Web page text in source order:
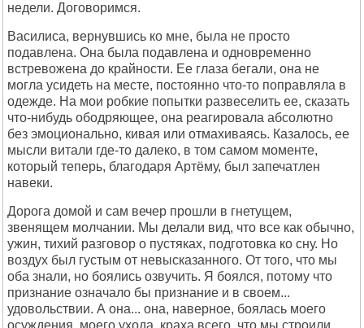
недели. Договоримся.
Василиса, вернувшись ко мне, была не просто
подавлена. Она была подавлена и одновременно
встревожена до крайности. Ее глаза бегали, она не
могла усидеть на месте, постоянно что-то поправляла в
одежде. На мои робкие попытки развеселить ее, сказать
что-нибудь ободряющее, она реагировала абсолютно
без эмоционально, кивая или отмахиваясь. Казалось, ее
мысли витали где-то далеко, в том самом моменте,
который теперь, благодаря Артёму, был запечатлен
навеки.
Дорога домой и сам вечер прошли в гнетущем,
звенящем молчании. Мы делали вид, что все как обычно,
ужин, тихий разговор о пустяках, подготовка ко сну. Но
воздух был густым от невысказанного. От того, что мы
оба знали, но боялись озвучить. Я боялся, потому что
признание означало бы признание и в своем...
удовольствии. А она... она, наверное, боялась моего
осуждения, моего ухода, краха всего, что мы строили.